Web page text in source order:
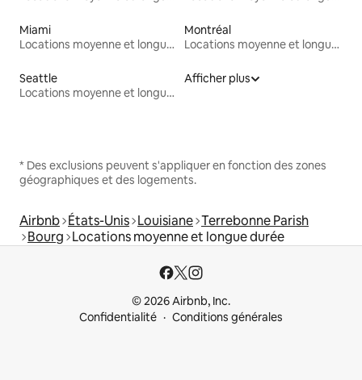
Miami
Locations moyenne et longue durée
Montréal
Locations moyenne et longue durée
Seattle
Locations moyenne et longue durée
Afficher plus
* Des exclusions peuvent s'appliquer en fonction des zones
géographiques et des logements.
Airbnb États-Unis Louisiane Terrebonne Parish
Bourg Locations moyenne et longue durée
© 2026 Airbnb, Inc.
Confidentialité
Conditions générales